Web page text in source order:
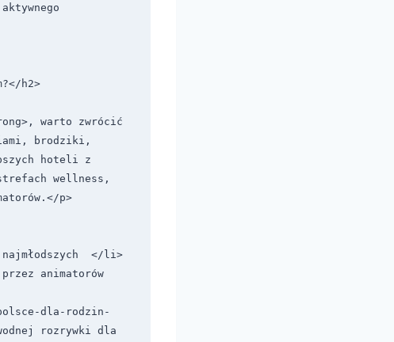
h2>
warto zwrócić
brodziki,
hoteli z
wellness,
p>
</li>
animatorów
dla-rodzin-
rozrywki dla